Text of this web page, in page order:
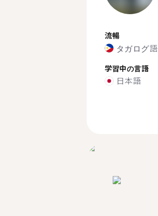
流暢
タガログ語
学習中の言語
日本語